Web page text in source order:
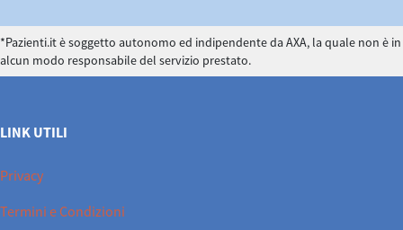
*Pazienti.it è soggetto autonomo ed indipendente da AXA, la quale non è in
alcun modo responsabile del servizio prestato.
LINK UTILI
Privacy
Termini e Condizioni